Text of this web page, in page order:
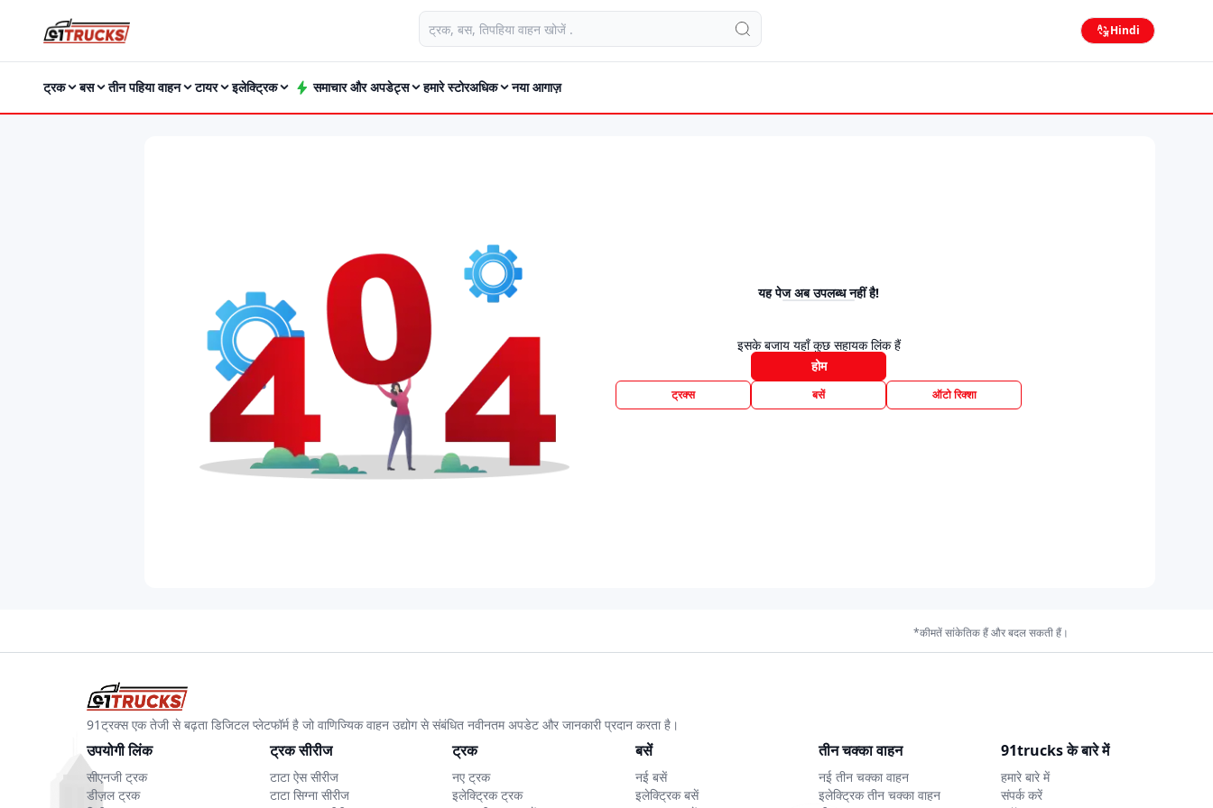
Hindi
ट्रक बस तीन पहिया वाहन टायर इलेक्ट्रिक समाचार और अपडेट्स हमारे स्टोरअधिक नया आगाज़
यह पेज अब उपलब्ध नहीं है!
इसके बजाय यहाँ कुछ सहायक लिंक हैं
होम
ट्रक्स बसें ऑटो रिक्शा
*कीमतें सांकेतिक हैं और बदल सकती हैं।
91ट्रक्स एक तेजी से बढ़ता डिजिटल प्लेटफॉर्म है जो वाणिज्यिक वाहन उद्योग से संबंधित नवीनतम अपडेट और जानकारी प्रदान करता है।
उपयोगी लिंक
सीएनजी ट्रक
डीज़ल ट्रक
ट्रक सीरीज
टाटा ऐस सीरीज
टाटा सिग्ना सीरीज
ट्रक
नए ट्रक
इलेक्ट्रिक ट्रक
बसें
नई बसें
इलेक्ट्रिक बसें
तीन चक्का वाहन
नई तीन चक्का वाहन
इलेक्ट्रिक तीन चक्का वाहन
91trucks के बारे में
हमारे बारे में
संपर्क करें